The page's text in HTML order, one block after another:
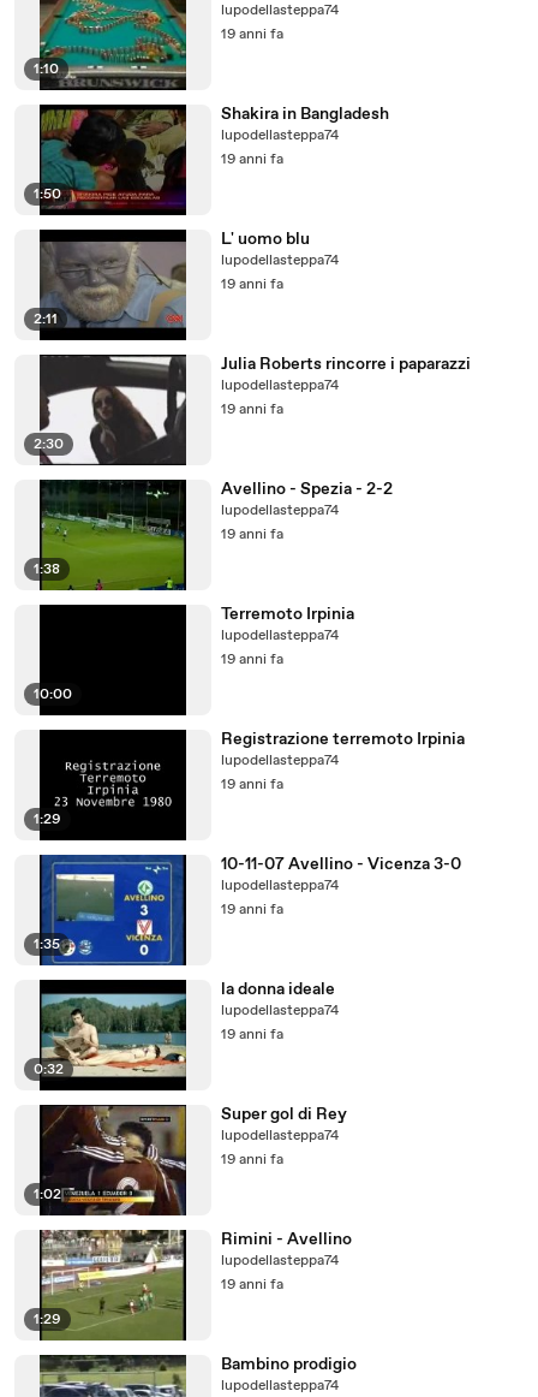
1:10
lupodellasteppa74
19 anni fa
1:50
Shakira in Bangladesh
lupodellasteppa74
19 anni fa
2:11
L' uomo blu
lupodellasteppa74
19 anni fa
2:30
Julia Roberts rincorre i paparazzi
lupodellasteppa74
19 anni fa
1:38
Avellino - Spezia - 2-2
lupodellasteppa74
19 anni fa
10:00
Terremoto Irpinia
lupodellasteppa74
19 anni fa
1:29
Registrazione terremoto Irpinia
lupodellasteppa74
19 anni fa
1:35
10-11-07 Avellino - Vicenza 3-0
lupodellasteppa74
19 anni fa
0:32
la donna ideale
lupodellasteppa74
19 anni fa
1:02
Super gol di Rey
lupodellasteppa74
19 anni fa
1:29
Rimini - Avellino
lupodellasteppa74
19 anni fa
Bambino prodigio
lupodellasteppa74